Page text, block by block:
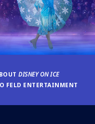
DISNEY ON ICE
O FELD ENTERTAINMENT